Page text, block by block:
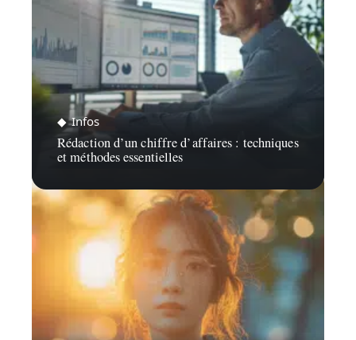
Infos
Rédaction d’un chiffre d’affaires : techniques
et méthodes essentielles